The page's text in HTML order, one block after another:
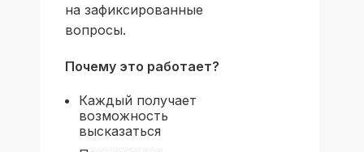
на зафиксированные
вопросы.
Почему это работает?
Каждый получает
возможность
высказаться